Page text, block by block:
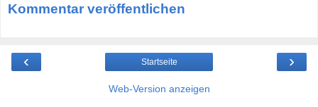
Kommentar veröffentlichen
‹ ›
Startseite
Web-Version anzeigen